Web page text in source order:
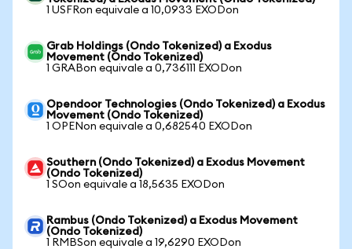
1 USFRon equivale a 10,0933 EXODon
Grab Holdings (Ondo Tokenized) a Exodus
Movement (Ondo Tokenized)
1 GRABon equivale a 0,736111 EXODon
Opendoor Technologies (Ondo Tokenized) a Exodus
Movement (Ondo Tokenized)
1 OPENon equivale a 0,682540 EXODon
Southern (Ondo Tokenized) a Exodus Movement
(Ondo Tokenized)
1 SOon equivale a 18,5635 EXODon
Rambus (Ondo Tokenized) a Exodus Movement
(Ondo Tokenized)
1 RMBSon equivale a 19,6290 EXODon